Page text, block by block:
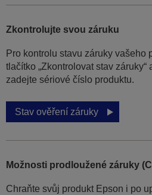
Zkontrolujte svou záruku
Pro kontrolu stavu záruky vašeho
tlačítko „Zkontrolovat stav záruky“
zadejte sériové číslo produktu.
Stav ověření záruky
Možnosti prodloužené záruky
Chraňte svůj produkt Epson i po